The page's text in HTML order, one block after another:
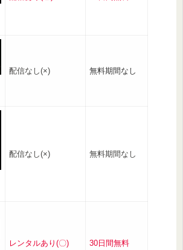
配信なし(×) 無料期間なし
配信なし(×) 無料期間なし
レンタルあり(〇) 30日間無料